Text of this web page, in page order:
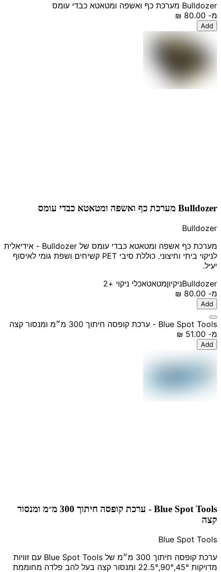
Bulldozer מערכת כף ואשפה ומטאטא כבדי עומס
מ-
Add
Bulldozer מערכת כף ואשפה ומטאטא כבדי עומס
Bulldozer
מערכת כף אשפה ומטאטא כבדי עומס של Bulldozer - אידיאלית
לניקוי ביתי וחיצוני. כוללת סיבי PET קשיחים ושפת גומי לאיסוף
יעיל.
Bulldozerניקיוןמטאטאכלי ניקוי +2
מ-
Add
Blue Spot Tools - ערכת קופסה חיתוך 300 מ״מ ומנסור קצה
מ-
Add
Blue Spot Tools - ערכת קופסה חיתוך 300 מ״מ ומנסור
קצה
Blue Spot Tools
ערכת קופסה חיתוך 300 מ״מ של Blue Spot Tools עם זוויות
מדויקות 45°,90°,22.5° ומנסור קצה בעל להב פלדה מחוממת